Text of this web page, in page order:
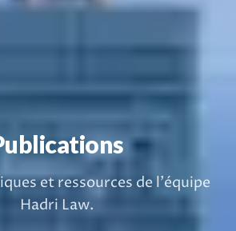
et ressources de l'équipe
Hadri Law.